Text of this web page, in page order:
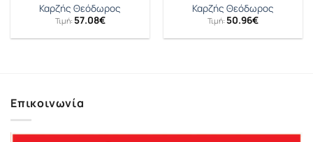
Καρζής Θεόδωρος
Τιμή: 57.08€
Καρζής Θεόδωρος
Τιμή: 50.96€
Επικοινωνία